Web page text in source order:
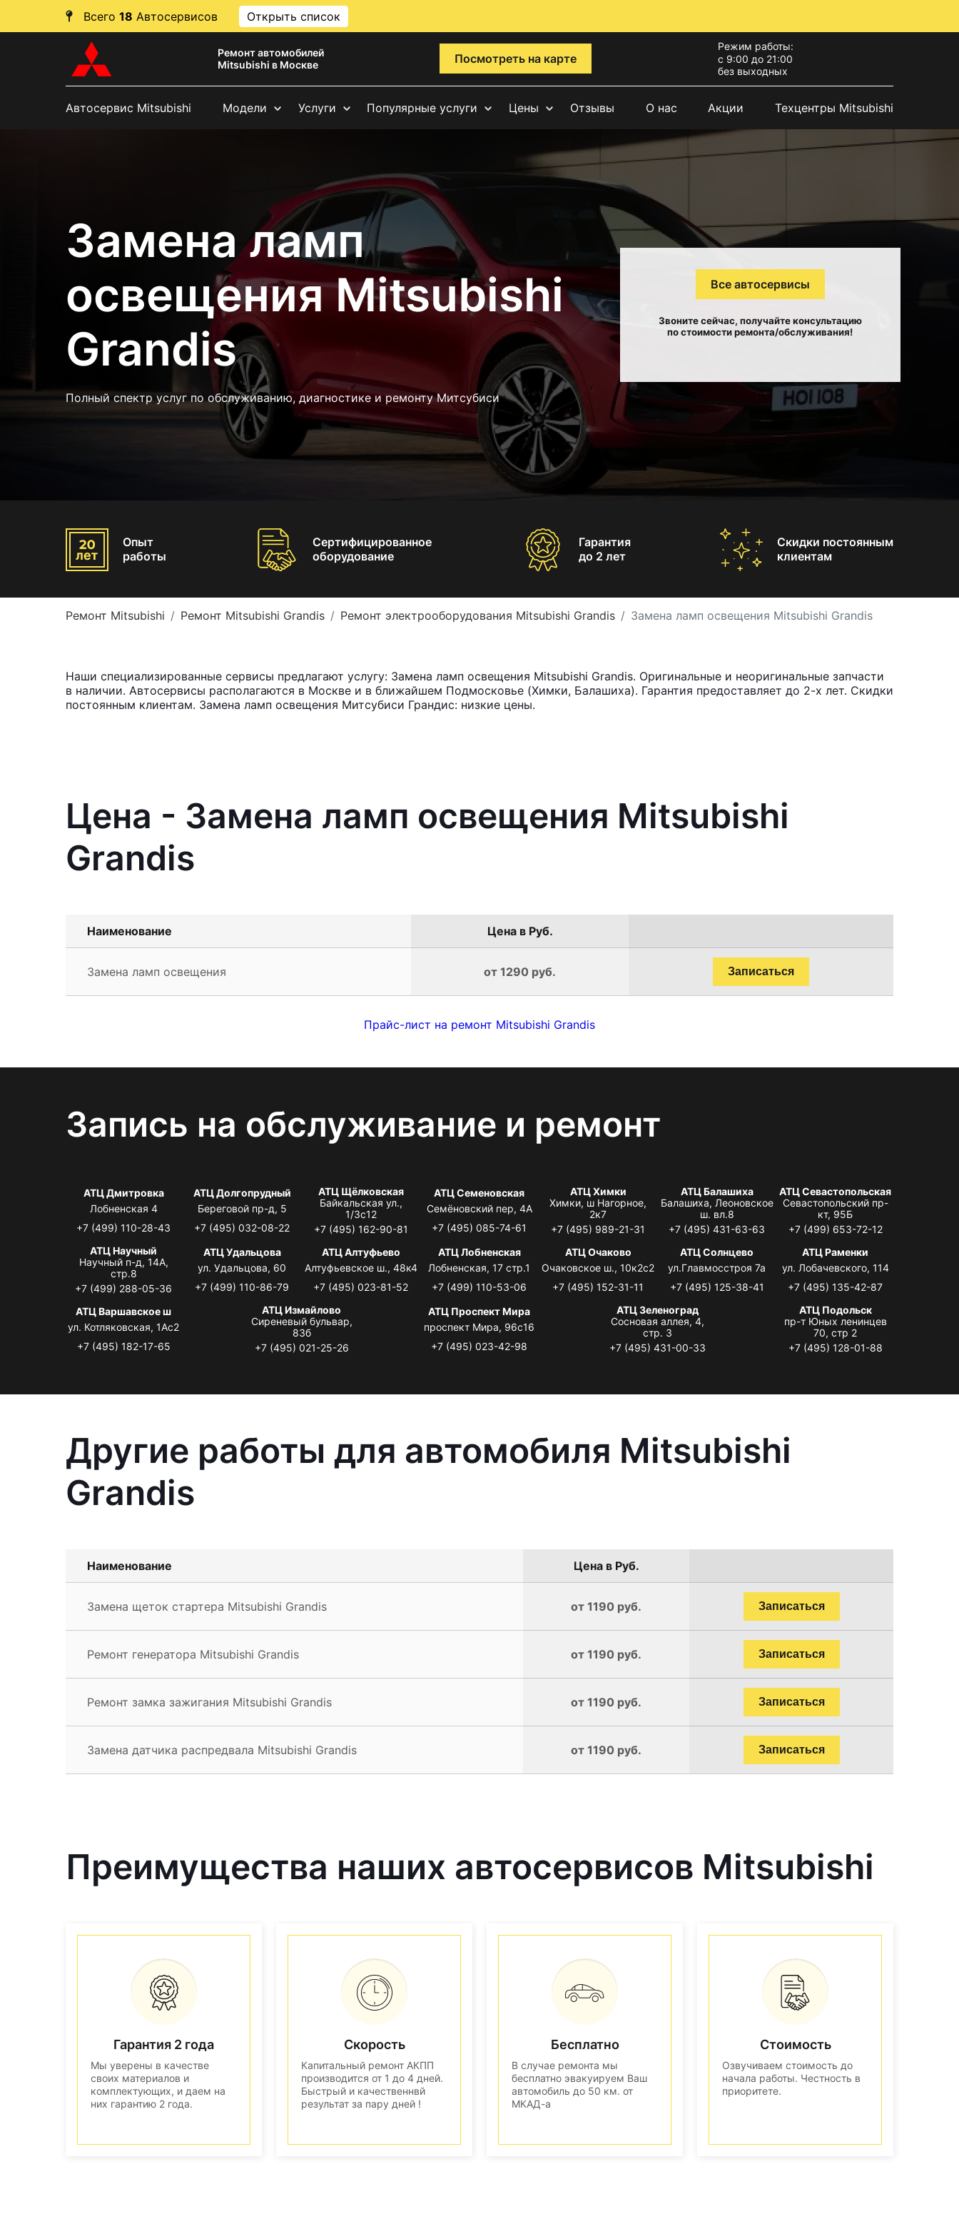
Всего 18 Автосервисов Открыть список
Ремонт автомобилей
Mitsubishi в Москве
Посмотреть на карте
Режим работы:
с 9:00 до 21:00
без выходных
Автосервис Mitsubishi Модели Услуги Популярные услуги Цены Отзывы О нас Акции Техцентры Mitsubishi
Замена ламп
освещения Mitsubishi
Grandis
Полный спектр услуг по обслуживанию, диагностике и ремонту Митсубиси
Все автосервисы
Звоните сейчас, получайте консультацию
по стоимости ремонта/обслуживания!
Опыт
работы
Сертифицированное
оборудование
Гарантия
до 2 лет
Скидки постоянным
клиентам
Ремонт Mitsubishi Ремонт Mitsubishi Grandis Ремонт электрооборудования Mitsubishi Grandis Замена ламп освещения Mitsubishi Grandis
Наши специализированные сервисы предлагают услугу: Замена ламп освещения Mitsubishi Grandis. Оригинальные и неоригинальные запчасти
в наличии. Автосервисы располагаются в Москве и в ближайшем Подмосковье (Химки, Балашиха). Гарантия предоставляет до 2-х лет. Скидки
постоянным клиентам. Замена ламп освещения Митсубиси Грандис: низкие цены.
Цена - Замена ламп освещения Mitsubishi
Grandis
Наименование Цена в Руб.
Замена ламп освещения от 1290 руб. Записаться
Прайс-лист на ремонт Mitsubishi Grandis
Запись на обслуживание и ремонт
АТЦ Дмитровка
Лобненская 4
+7 (499) 110-28-43
АТЦ Долгопрудный
Береговой пр-д, 5
+7 (495) 032-08-22
АТЦ Щёлковская
Байкальская ул.,
1/3с12
+7 (495) 162-90-81
АТЦ Семеновская
Семёновский пер, 4А
+7 (495) 085-74-61
АТЦ Химки
Химки, ш Нагорное,
2к7
+7 (495) 989-21-31
АТЦ Балашиха
Балашиха, Леоновское
ш. вл.8
+7 (495) 431-63-63
АТЦ Севастопольская
Севастопольский пр-
кт, 95Б
+7 (499) 653-72-12
АТЦ Научный
Научный п-д, 14А,
стр.8
+7 (499) 288-05-36
АТЦ Удальцова
ул. Удальцова, 60
+7 (499) 110-86-79
АТЦ Алтуфьево
Алтуфьевское ш., 48к4
+7 (495) 023-81-52
АТЦ Лобненская
Лобненская, 17 стр.1
+7 (499) 110-53-06
АТЦ Очаково
Очаковское ш., 10к2с2
+7 (495) 152-31-11
АТЦ Солнцево
ул.Главмосстроя 7а
+7 (495) 125-38-41
АТЦ Раменки
ул. Лобачевского, 114
+7 (495) 135-42-87
АТЦ Варшавское ш
ул. Котляковская, 1Ас2
+7 (495) 182-17-65
АТЦ Измайлово
Сиреневый бульвар,
83б
+7 (495) 021-25-26
АТЦ Проспект Мира
проспект Мира, 96с16
+7 (495) 023-42-98
АТЦ Зеленоград
Сосновая аллея, 4,
стр. 3
+7 (495) 431-00-33
АТЦ Подольск
пр-т Юных ленинцев
70, стр 2
+7 (495) 128-01-88
Другие работы для автомобиля Mitsubishi
Grandis
Наименование Цена в Руб.
Замена щеток стартера Mitsubishi Grandis от 1190 руб. Записаться
Ремонт генератора Mitsubishi Grandis от 1190 руб. Записаться
Ремонт замка зажигания Mitsubishi Grandis от 1190 руб. Записаться
Замена датчика распредвала Mitsubishi Grandis от 1190 руб. Записаться
Преимущества наших автосервисов Mitsubishi
Гарантия 2 года
Мы уверены в качестве
своих материалов и
комплектующих, и даем на
них гарантию 2 года.
Скорость
Капитальный ремонт АКПП
производится от 1 до 4 дней.
Быстрый и качественнвй
результат за пару дней !
Бесплатно
В случае ремонта мы
бесплатно эвакуируем Ваш
автомобиль до 50 км. от
МКАД-а
Стоимость
Озвучиваем стоимость до
начала работы. Честность в
приоритете.